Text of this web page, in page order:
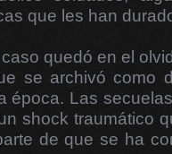
que les han
quedó en el
se archivó como
época. Las
shock traumático
de que se ha